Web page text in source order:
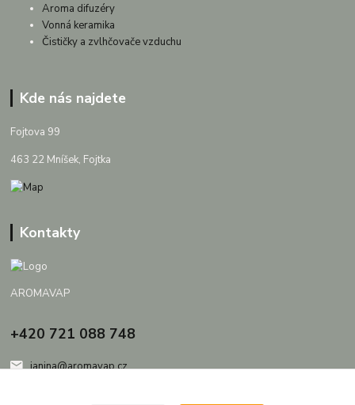
Aroma difuzéry
Vonná keramika
Čističky a zvlhčovače vzduchu
Kde nás najdete
Fojtova 99
463 22 Mníšek, Fojtka
Kontakty
AROMAVAP
+420 721 088 748
janina@aromavap.cz